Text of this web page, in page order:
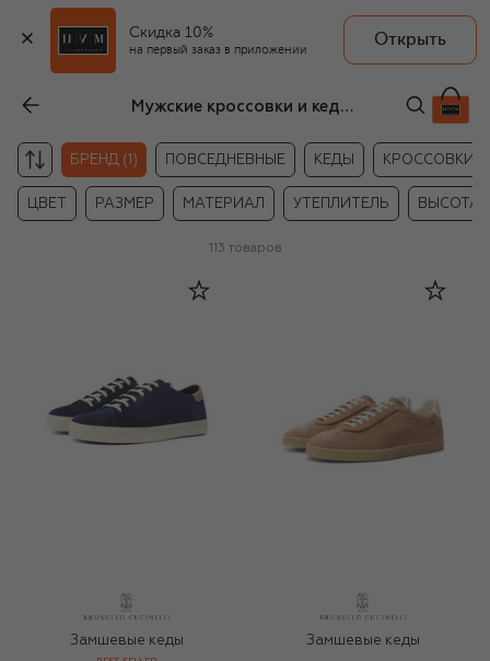
Скидка 10%
на первый заказ в приложении
Открыть
Мужские кроссовки и кеды Brunello Cucinelli
БРЕНД (1) ПОВСЕДНЕВНЫЕ КЕДЫ КРОССОВКИ
ЦВЕТ РАЗМЕР МАТЕРИАЛ УТЕПЛИТЕЛЬ ВЫСОТА
113 товаров
Замшевые кеды Замшевые кеды